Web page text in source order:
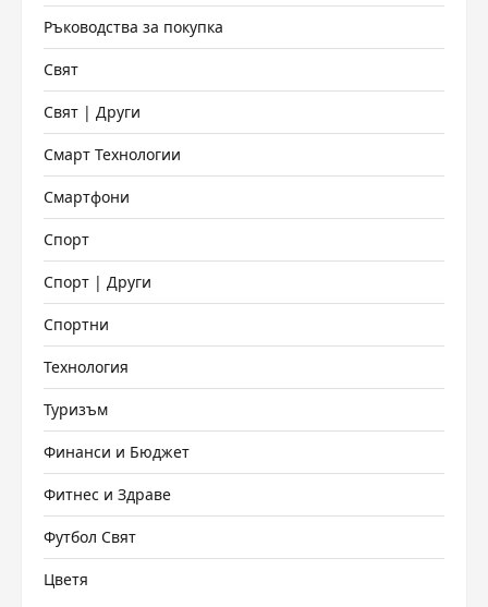
Ръководства за покупка
Свят
Свят | Други
Смарт Технологии
Смартфони
Спорт
Спорт | Други
Спортни
Технология
Туризъм
Финанси и Бюджет
Фитнес и Здраве
Футбол Свят
Цветя